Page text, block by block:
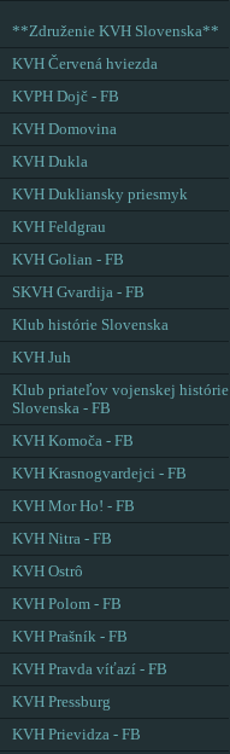
**Združenie KVH Slovenska**
KVH Červená hviezda
KVPH Dojč - FB
KVH Domovina
KVH Dukla
KVH Dukliansky priesmyk
KVH Feldgrau
KVH Golian - FB
SKVH Gvardija - FB
Klub histórie Slovenska
KVH Juh
Klub priateľov vojenskej histórie
Slovenska - FB
KVH Komoča - FB
KVH Krasnogvardejci - FB
KVH Mor Ho! - FB
KVH Nitra - FB
KVH Ostrô
KVH Polom - FB
KVH Prašník - FB
KVH Pravda víťazí - FB
KVH Pressburg
KVH Prievidza - FB